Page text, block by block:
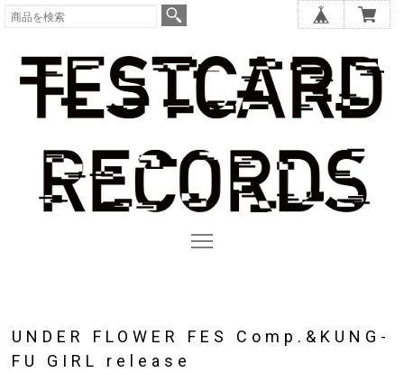
UNDER FLOWER FES Comp.&KUNG-
FU GIRL release